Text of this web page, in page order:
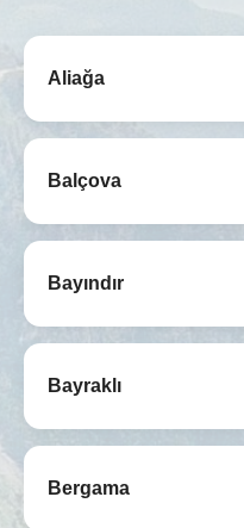
Aliağa
Balçova
Bayındır
Bayraklı
Bergama